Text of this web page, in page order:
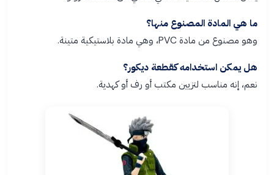
ما هي المادة المصنوع منها؟
وهو مصنوع من مادة PVC، وهي مادة بلاستيكية متينة.
هل يمكن استخدامه كقطعة ديكور؟
نعم، إنه مناسب لتزيين مكتب أو رف أو كهدية.